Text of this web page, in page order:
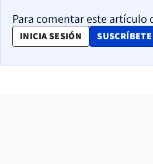
Para comentar este artículo
INICIA SESIÓN SUSCRÍBETE
OPENS IN